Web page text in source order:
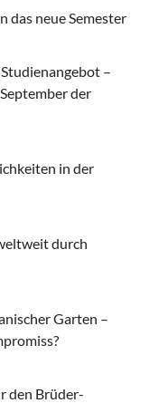
das neue Semester
–
der
in der
durch
Garten –
den Brüder-